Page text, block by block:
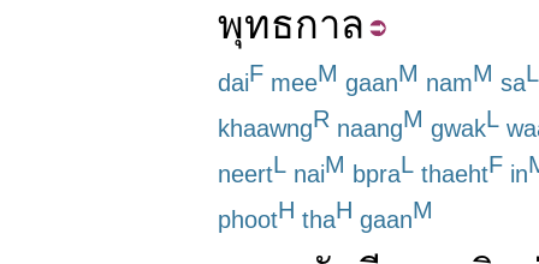
พุทธกาล
daiF meeM gaanM namM saL
khaawngR naangM gwakL
neertL naiM bpraL thaehtF in
phootH thaH gaanM